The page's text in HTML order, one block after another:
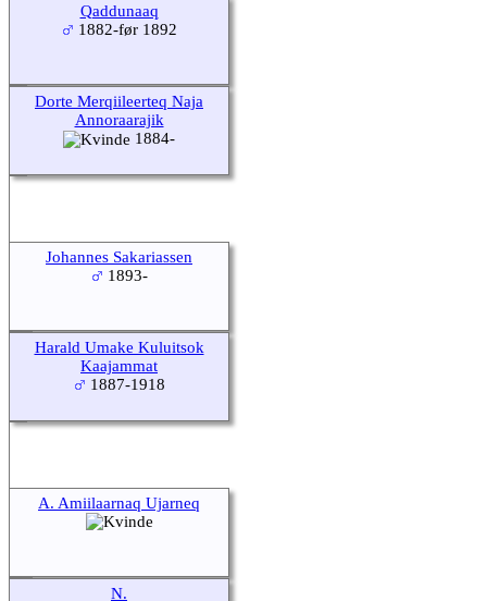
Qaddunaaq
1882-før 1892
Dorte Merqiileerteq Naja
Annoraarajik
1884-
Johannes Sakariassen
1893-
Harald Umake Kuluitsok
Kaajammat
1887-1918
A. Amiilaarnaq Ujarneq
N.